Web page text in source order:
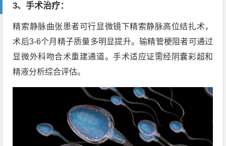
3、手术治疗：
精索静脉曲张患者可行显微镜下精索静脉高位结扎术，
术后3-6个月精子质量多明显提升。输精管梗阻者可通过
显微外科吻合术重建通道。手术适应证需经阴囊彩超和
精液分析综合评估。